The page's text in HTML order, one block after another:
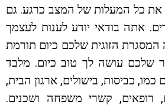
את כל המעלות של המצב כרגע. גם
אתה בודאי יודע לענות לעצמך
הזוגית שלכם כיום תורמת
שלכם עושה לך טוב כיום. מלבד
כמו, כביסות, בישולים, ארגון הבית,
רופאים, קשרי משפחה ושכנים.